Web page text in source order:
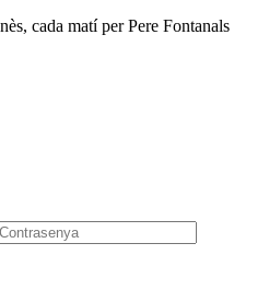
cada matí per Pere Fontanals